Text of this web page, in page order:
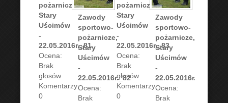
pożarnicze,
Stary
Uścimów
-
22.05.2016r._81
Ocena:
Brak
głosów
Komentarzy:
0
Zawody
sportowo-
pożarnicze,
Stary
Uścimów
-
22.05.2016r._82
Ocena:
Brak
pożarnicze,
Stary
Uścimów
-
22.05.2016r._83
Ocena:
Brak
głosów
Komentarzy:
0
Zawody
sportowo-
pożarnicze,
Stary
Uścimów
-
22.05.2016r._84
Ocena:
Brak